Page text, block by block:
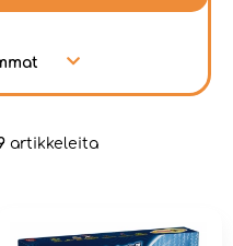
artikkeleita